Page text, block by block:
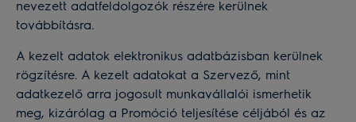
nevezett adatfeldolgozók részére kerülnek
továbbításra.
A kezelt adatok elektronikus adatbázisban kerülnek
rögzítésre. A kezelt adatokat a Szervező, mint
adatkezelő arra jogosult munkavállalói ismerhetik
meg, kizárólag a Promóció teljesítése céljából és az